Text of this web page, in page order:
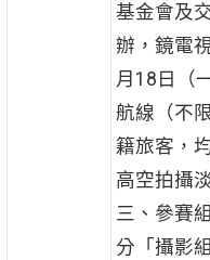
基金會及
辦，鏡電
月18日（
航線（不
籍旅客，
高空拍攝
三、參賽
分「攝影